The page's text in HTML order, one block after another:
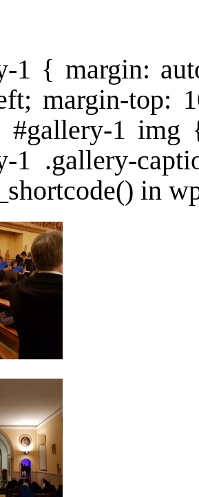
1 { margin:
margin-top:
#gallery-1
1 .gallery-
in